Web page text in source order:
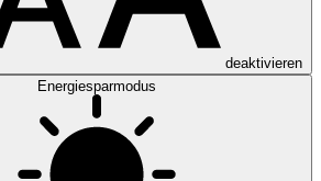
deaktivieren
Energiesparmodus